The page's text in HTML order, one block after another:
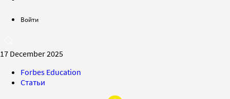
Войти
17 December 2025
Forbes Education
Статьи